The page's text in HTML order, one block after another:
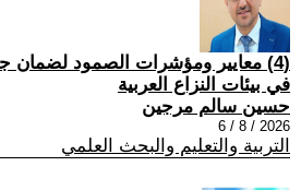
(4) معايير ومؤشرات الصمود لضمان
في بيئات النزاع العربية
حسين سالم مرجين
2026 / 8 / 6
التربية والتعليم والبحث العلمي